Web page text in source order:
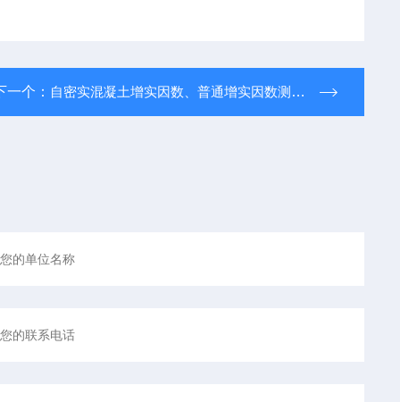
一个： 自密实混凝土增实因数、普通增实因数测定仪生产批发